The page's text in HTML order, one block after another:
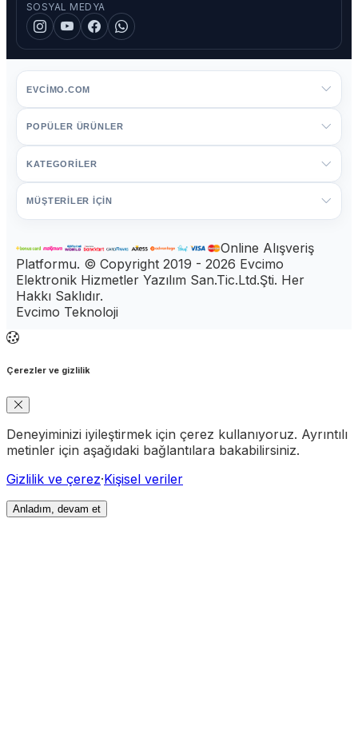
SOSYAL MEDYA
EVCIMO.COM
POPÜLER ÜRÜNLER
KATEGORİLER
MÜŞTERİLER İÇİN
Online Alışveriş
Platformu. © Copyright 2019 - 2026 Evcimo
Elektronik Hizmetler Yazılım San.Tic.Ltd.Şti. Her
Hakkı Saklıdır.
Evcimo Teknoloji
Çerezler ve gizlilik
Deneyiminizi iyileştirmek için çerez kullanıyoruz. Ayrıntılı
metinler için aşağıdaki bağlantılara bakabilirsiniz.
Gizlilik ve çerez·Kişisel veriler
Anladım, devam et